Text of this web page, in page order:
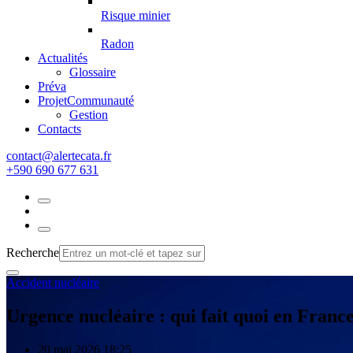
Risque minier
Radon
Actualités
Glossaire
Préva
ProjetCommunauté
Gestion
Contacts
rf.atacetrela@tcatnoc
+590 690 677 631
Recherche
Accident nucléaire
Urgence nucléaire : qui fait quoi en
20 mai 2026 18:25